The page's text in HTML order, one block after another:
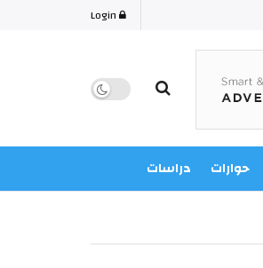
حوارات دراسات